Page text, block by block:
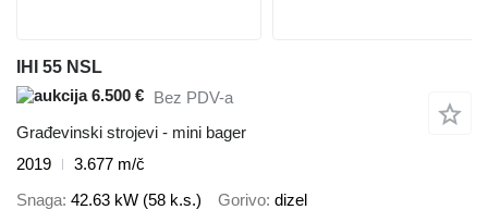
IHI 55 NSL
6.500 € Bez PDV-a
Građevinski strojevi - mini bager
2019
3.677 m/č
Snaga 42.63 kW (58 k.s.) Gorivo dizel